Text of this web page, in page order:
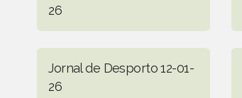
26
Jornal de Desporto 12-01-
26